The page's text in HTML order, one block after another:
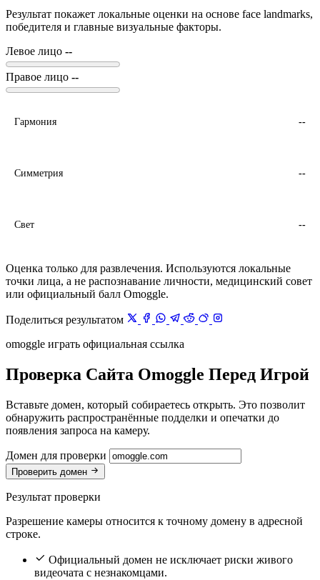
Результат покажет локальные оценки на основе face landmarks,
победителя и главные визуальные факторы.
Левое лицо --
Правое лицо --
Гармония --
Симметрия --
Свет --
Оценка только для развлечения. Используются локальные
точки лица, а не распознавание личности, медицинский совет
или официальный балл Omoggle.
Поделиться результатом
omoggle играть официальная ссылка
Проверка Сайта Omoggle Перед Игрой
Вставьте домен, который собираетесь открыть. Это позволит
обнаружить распространённые подделки и опечатки до
появления запроса на камеру.
Домен для проверки
Проверить домен
Результат проверки
Разрешение камеры относится к точному домену в адресной
строке.
Официальный домен не исключает риски живого
видеочата с незнакомцами.